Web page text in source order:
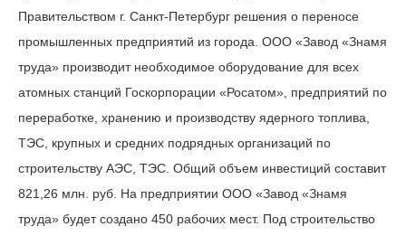
Правительством г. Санкт-Петербург решения о переносе
промышленных предприятий из города. ООО «Завод «Знамя
труда» производит необходимое оборудование для всех
атомных станций Госкорпорации «Росатом», предприятий по
переработке, хранению и производству ядерного топлива,
ТЭС, крупных и средних подрядных организаций по
строительству АЭС, ТЭС. Общий объем инвестиций составит
821,26 млн. руб. На предприятии ООО «Завод «Знамя
труда» будет создано 450 рабочих мест. Под строительство